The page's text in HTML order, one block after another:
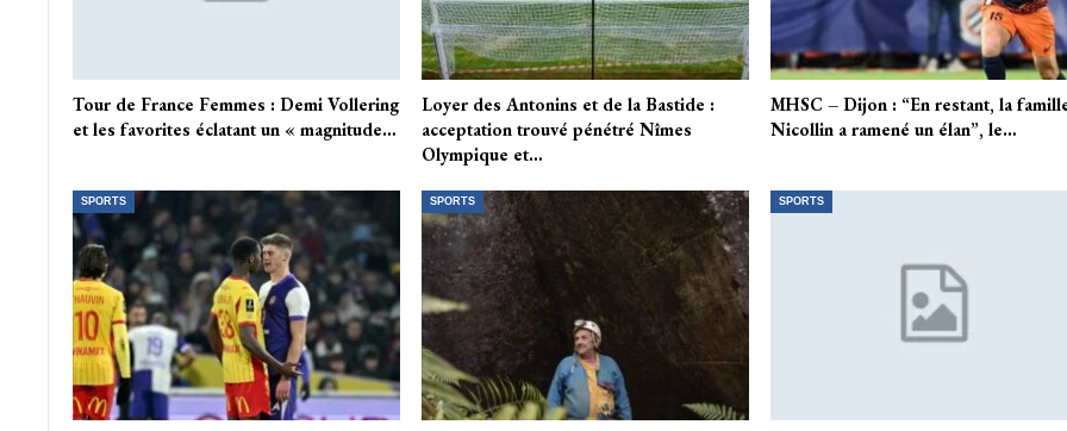
Tour de France Femmes : Demi Vollering
et les favorites éclatant un « magnitude…
Loyer des Antonins et de la Bastide :
acceptation trouvé pénétré Nîmes
Olympique et…
MHSC – Dijon : “En restant, la
Nicollin a ramené un élan”, le…
SPORTS SPORTS SPORTS